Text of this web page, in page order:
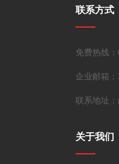
联系方式
免费热线：
企业邮箱：
联系地址
关于我们